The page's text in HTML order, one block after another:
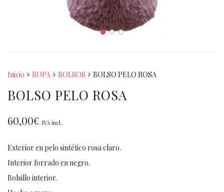
Inicio ROPA BOLSOS BOLSO PELO ROSA
BOLSO PELO ROSA
60,00€ IVA incl.
Exterior en pelo sintético rosa claro.
Interior forrado en negro.
Bolsillo interior.